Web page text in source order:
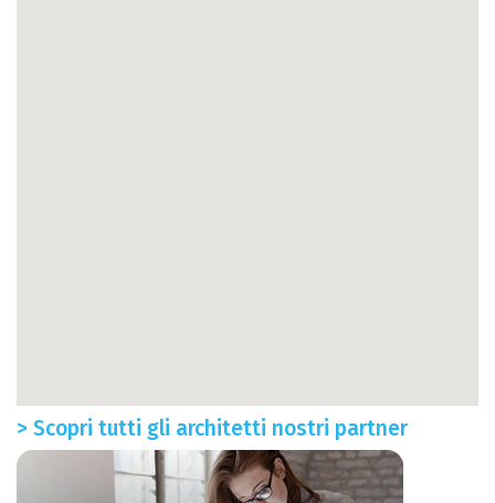
> Scopri tutti gli architetti nostri partner